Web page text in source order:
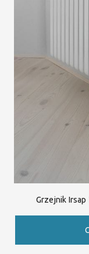
Grzejnik Irsap